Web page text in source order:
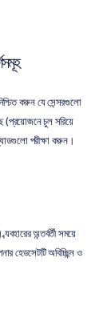
করুন যে সেন্সরগুলো
(প্রয়োজনে চুল সরিয়ে
পরীক্ষা করুন।
অন্তর্বর্তী সময়ে
হেডসেটটি অবিচ্ছিন্ন ও